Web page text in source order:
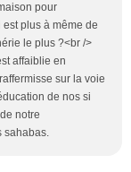
pour
est plus à même de
le plus ?<br />
affaiblie en
sur la voie
de nos si
notre
sahabas.